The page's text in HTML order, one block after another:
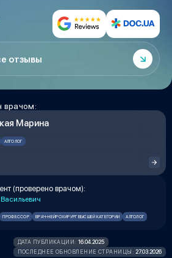
отзывы
врачом:
Марина
АЛГОЛОГ
(проверено врачом):
ПРОФЕССОР ВРАЧ-НЕЙРОХИРУРГ ВЫСШЕЙ КАТЕГОРИИ АЛГОЛОГ
ДАТА ПУБЛИКАЦИИ: 16.04.2025
ПОСЛЕДНЕЕ ОБНОВЛЕНИЕ СТРАНИЦЫ: 27.03.2026